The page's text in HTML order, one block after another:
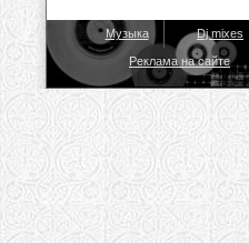
Музыка Dj mixes
Реклама на сайте